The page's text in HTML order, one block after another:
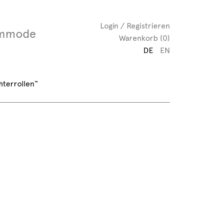
Login / Registrieren
Warenkorb (0)
DE
EN